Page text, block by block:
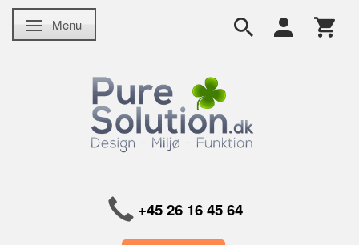
Skifte navigation
Menu
+45 26 16 45 64